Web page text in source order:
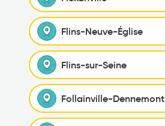
Flins-Neuve-Église
Flins-sur-Seine
Follainville-Dennemont